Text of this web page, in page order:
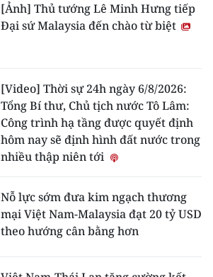
[Ảnh] Thủ tướng Lê Minh Hưng tiếp
Đại sứ Malaysia đến chào từ biệt
[Video] Thời sự 24h ngày 6/8/2026:
Tổng Bí thư, Chủ tịch nước Tô Lâm:
Công trình hạ tầng được quyết định
hôm nay sẽ định hình đất nước trong
nhiều thập niên tới
Nỗ lực sớm đưa kim ngạch thương
mại Việt Nam-Malaysia đạt 20 tỷ USD
theo hướng cân bằng hơn